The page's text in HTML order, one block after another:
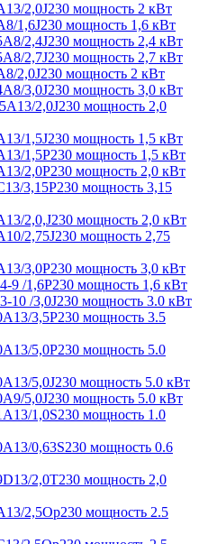
2,0J230 мощность 2 кВт
1,6J230 мощность 1,6 кВт
2,4J230 мощность 2,4 кВт
2,7J230 мощность 2,7 кВт
2,0J230 мощность 2 кВт
3,0J230 мощность 3,0 кВт
2,0J230 мощность 2,0
1,5J230 мощность 1,5 кВт
1,5Р230 мощность 1,5 кВт
2,0Р230 мощность 2,0 кВт
3,15Р230 мощность 3,15
2,0,J230 мощность 2,0 кВт
2,75J230 мощность 2,75
3,0Р230 мощность 3,0 кВт
9 /1,6P230 мощность 1,6 кВт
10 /3,0J230 мощность 3.0 кВт
3,5Р230 мощность 3.5
5,0Р230 мощность 5.0
5,0J230 мощность 5.0 кВт
5,0J230 мощность 5.0 кВт
1,0S230 мощность 1.0
0,63S230 мощность 0.6
2,0T230 мощность 2,0
2,5Ор230 мощность 2.5